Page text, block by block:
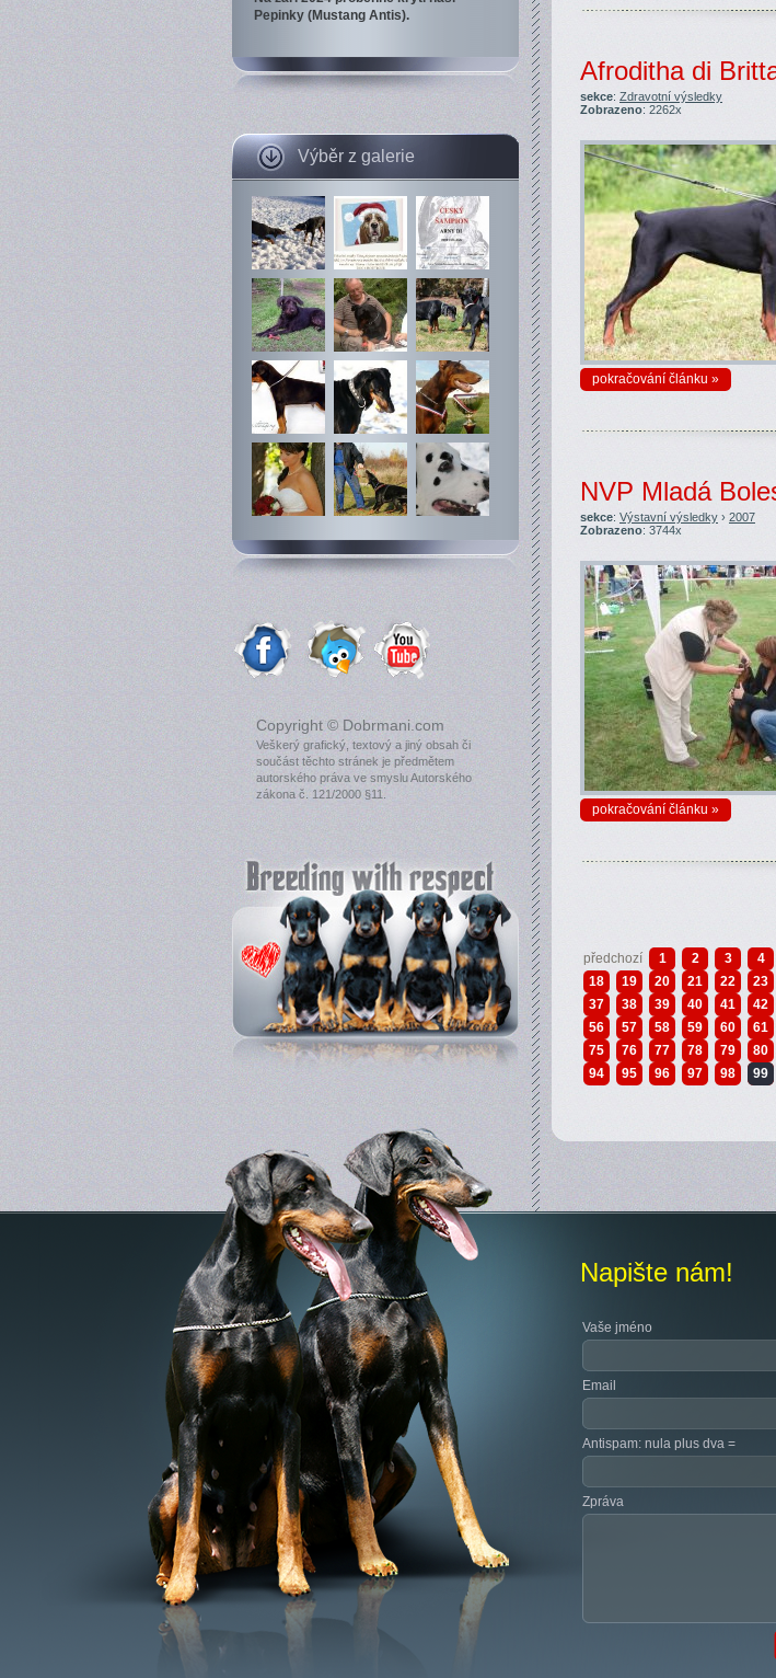
Pepinky (Mustang Antis).
Výběr z galerie
Copyright © Dobrmani.com
Veškerý grafický, textový a jiný obsah či
součást těchto stránek je předmětem
autorského práva ve smyslu Autorského
zákona č. 121/2000 §11.
Afroditha di
sekce: Zdravotní výsledky
Zobrazeno: 2262x
pokračování článku »
NVP Mladá
sekce: Výstavní výsledky › 2007
Zobrazeno: 3744x
pokračování článku »
předchozí 1 2 3 4
18
19 20 21 22 23
37
38 39 40 41 42
56
57 58 59 60 61
75
76 77 78 79 80
94
95 96 97 98 99
Napište nám!
Vaše jméno
Email
Antispam: nula plus dva =
Zpráva